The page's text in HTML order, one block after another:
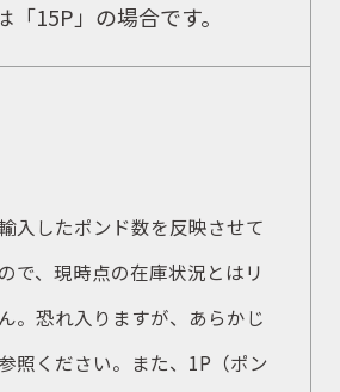
15P」の場合です。
入したポンド数を反映させて
で、現時点の在庫状況とはリ
。恐れ入りますが、あらかじ
照ください。また、1P（ポン